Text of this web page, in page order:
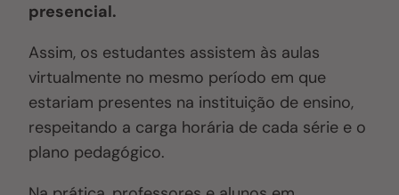
presencial.
Assim, os estudantes assistem às aulas
virtualmente no mesmo período em que
estariam presentes na instituição de ensino,
respeitando a carga horária de cada série e o
plano pedagógico.